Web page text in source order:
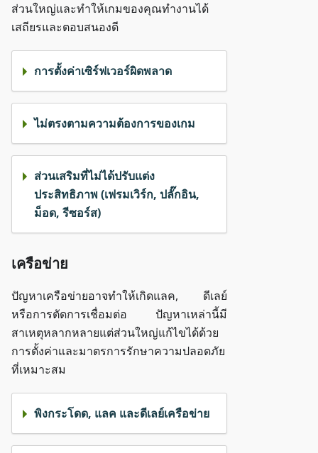
ส่วนใหญ่และทำให้เกมของคุณทำงานได้
เสถียรและตอบสนองดี
การตั้งค่าเซิร์ฟเวอร์ผิดพลาด
ไม่ตรงตามความต้องการของเกม
ส่วนเสริมที่ไม่ได้ปรับแต่ง
ประสิทธิภาพ (เฟรมเวิร์ก, ปลั๊กอิน,
ม็อด, รีซอร์ส)
เครือข่าย
ปัญหาเครือข่ายอาจทำให้เกิดแลค, ดีเลย์
หรือการตัดการเชื่อมต่อ ปัญหาเหล่านี้มี
สาเหตุหลากหลายแต่ส่วนใหญ่แก้ไขได้ด้วย
การตั้งค่าและมาตรการรักษาความปลอดภัย
ที่เหมาะสม
พิงกระโดด, แลค และดีเลย์เครือข่าย